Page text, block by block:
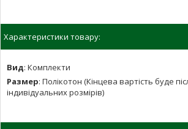
Характеристики товару:
Вид: Комплекти
Размер: Полікотон (Кінцева вартість буде
індивідуальних розмірів)